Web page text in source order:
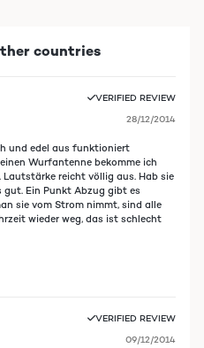
countries
VERIFIED REVIEW
28/12/2014
und edel aus funktioniert
Wurfantenne bekomme ich
Lautstärke reicht völlig aus. Hab sie
gut. Ein Punkt Abzug gibt es
sie vom Strom nimmt, sind alle
wieder weg, das ist schlecht
VERIFIED REVIEW
09/12/2014